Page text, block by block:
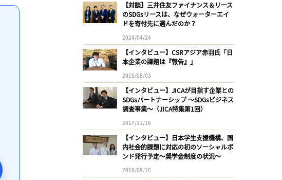
【対談】三井住友ファイナンス＆リース
のSDGsリースは、なぜウォーターエイ
ドを寄付先に選んだのか？
2024/04/24
【インタビュー】CSRアジア赤羽氏「日
本企業の課題は『報告』」
2015/08/03
【インタビュー】JICAが目指す企業との
SDGsパートナーシップ 〜SDGsビジネス
調査事業〜（JICA特集第1回）
2017/11/16
【インタビュー】日本学生支援機構、国
内社会的課題に対応の初のソーシャルボ
ンド発行予定〜奨学金制度の状況〜
2018/08/16